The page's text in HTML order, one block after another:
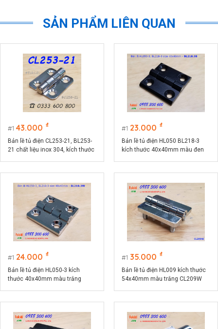
SẢN PHẨM LIÊN QUAN
1 43.000 ₫
Bản lề tủ điện CL253-21, BL253-
21 chất liệu inox 304, kích thước
1 23.000 ₫
Bản lề tủ điện HL050 BL218-3
kích thước 40x40mm màu đen
1 24.000 ₫
Bản lề tủ điện HL050-3 kích
thước 40x40mm màu trắng
1 35.000 ₫
Bản lề tủ điện HL009 kích thước
54x40mm màu trắng CL209W